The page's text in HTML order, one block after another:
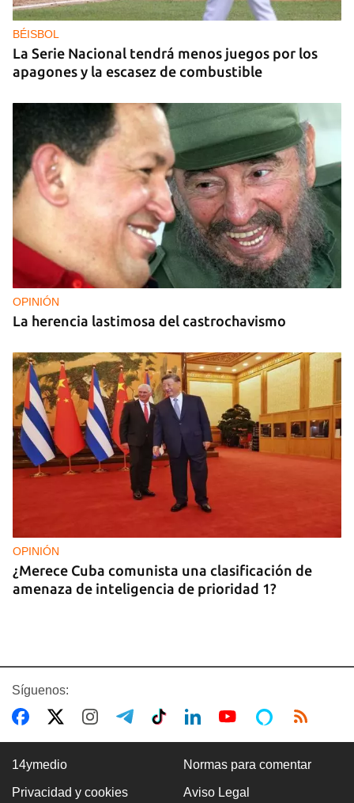
Habana tras agotarse las balitas de gas en
dólares
BÉISBOL
La Serie Nacional tendrá menos juegos por los
apagones y la escasez de combustible
OPINIÓN
La herencia lastimosa del castrochavismo
OPINIÓN
¿Merece Cuba comunista una clasificación de
amenaza de inteligencia de prioridad 1?
Síguenos:
14ymedio Normas para comentar
Privacidad y cookies Aviso Legal